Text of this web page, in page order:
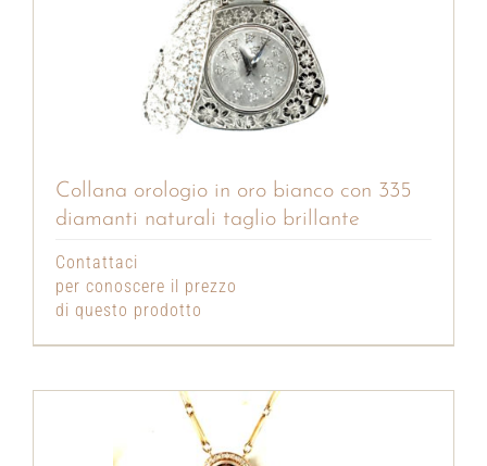
Collana orologio in oro bianco con 335
diamanti naturali taglio brillante
Contattaci
per conoscere il prezzo
di questo prodotto